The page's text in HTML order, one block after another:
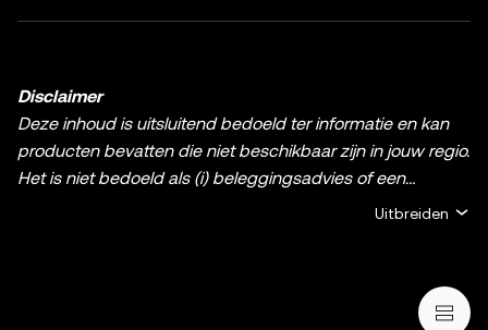
Disclaimer
Deze inhoud is uitsluitend bedoeld ter informatie en kan
producten bevatten die niet beschikbaar zijn in jouw regio.
Het is niet bedoeld als (i) beleggingsadvies of een
beleggingsaanbeveling; (ii) een aanbod of verzoek om
fiscaal advies. Het bezit van crypto en digitale bezittingen,
waaronder stablecoins en NFT's, brengt een hoog risico
Uitbreiden